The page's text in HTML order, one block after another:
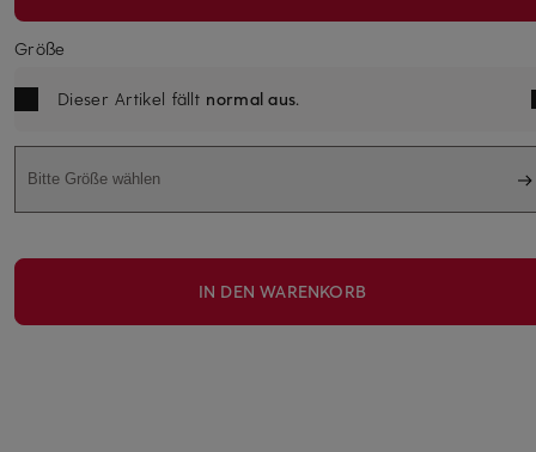
Größe
Dieser Artikel fällt normal aus.
Bitte Größe wählen
IN DEN WARENKORB